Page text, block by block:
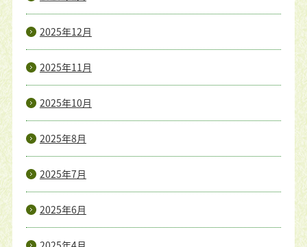
2025年12月
2025年11月
2025年10月
2025年8月
2025年7月
2025年6月